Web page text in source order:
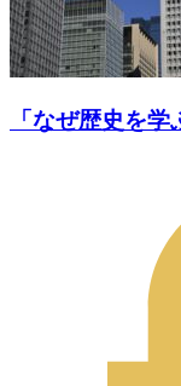
「なぜ歴史を